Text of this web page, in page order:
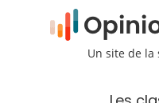
Un site de la